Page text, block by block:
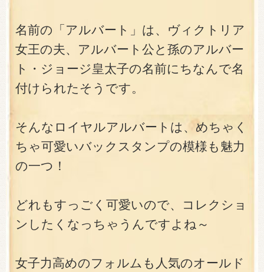
名前の「アルバート」は、ヴィクトリア
女王の夫、アルバート公と孫のアルバー
ト・ジョージ皇太子の名前にちなんで名
付けられたそうです。
そんなロイヤルアルバートは、めちゃく
ちゃ可愛いバックスタンプの模様も魅力
の一つ！
どれもすっごく可愛いので、コレクショ
ンしたくなっちゃうんですよね～
女子力高めのフォルムも人気のオールド